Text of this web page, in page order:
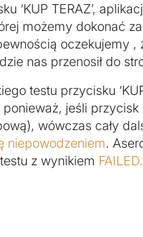
‘KUP TERAZ’,
możemy dokonać
oczekujemy ,
nas przenosił do
testu przycisku
jeśli przycisk
wówczas cały
niepowodzeniem.
z wynikiem FAILED.